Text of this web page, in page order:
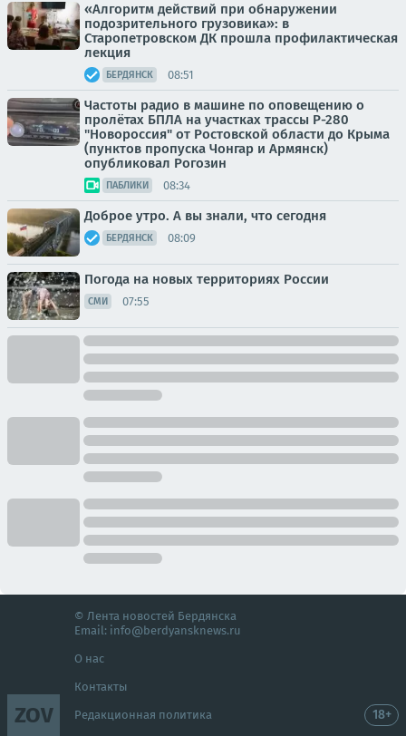
«Алгоритм действий при обнаружении
подозрительного грузовика»: в
Старопетровском ДК прошла профилактическая
лекция
БЕРДЯНСК 08:51
Частоты радио в машине по оповещению о
пролётах БПЛА на участках трассы Р-280
"Новороссия" от Ростовской области до Крыма
(пунктов пропуска Чонгар и Армянск)
опубликовал Рогозин
ПАБЛИКИ 08:34
Доброе утро. А вы знали, что сегодня
БЕРДЯНСК 08:09
Погода на новых территориях России
СМИ 07:55
ZOV
© Лента новостей Бердянска
Email: info@berdyansknews.ru
О нас
Контакты
Редакционная политика 18+